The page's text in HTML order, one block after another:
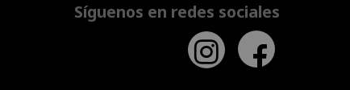
Síguenos en redes sociales